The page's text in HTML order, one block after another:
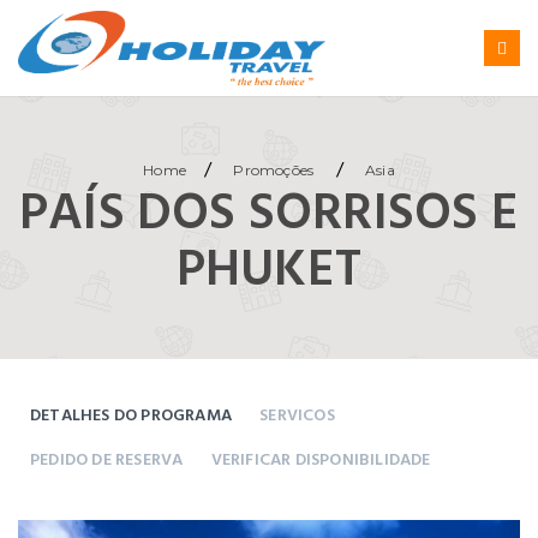
Home / Promoções / Asia
PAÍS DOS SORRISOS E
PHUKET
DETALHES DO PROGRAMA
SERVICOS
PEDIDO DE RESERVA
VERIFICAR DISPONIBILIDADE